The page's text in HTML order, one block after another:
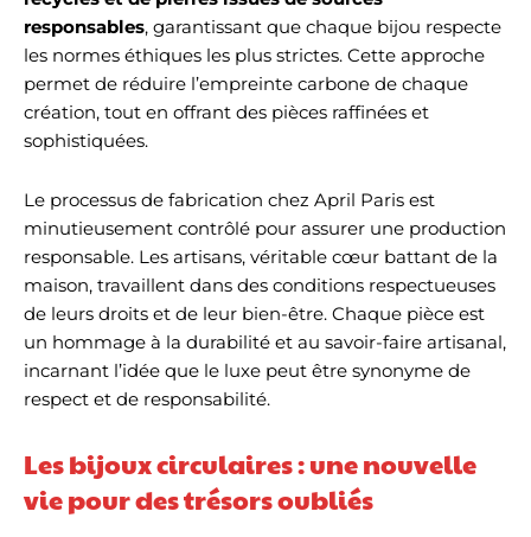
responsables, garantissant que chaque bijou respecte
les normes éthiques les plus strictes. Cette approche
permet de réduire l’empreinte carbone de chaque
création, tout en offrant des pièces raffinées et
sophistiquées.
Le processus de fabrication chez April Paris est
minutieusement contrôlé pour assurer une production
responsable. Les artisans, véritable cœur battant de la
maison, travaillent dans des conditions respectueuses
de leurs droits et de leur bien-être. Chaque pièce est
un hommage à la durabilité et au savoir-faire artisanal,
incarnant l’idée que le luxe peut être synonyme de
respect et de responsabilité.
Les bijoux circulaires : une nouvelle
vie pour des trésors oubliés